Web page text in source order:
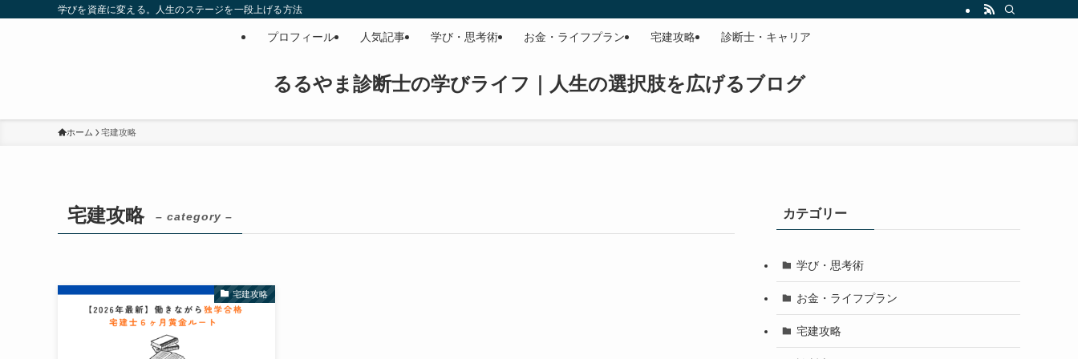
学びを資産に変える。人生のステージを一段上げる方法
るるやま診断士の学びライフ｜人生の選択肢を広げるブログ
プロフィール 人気記事 学び・思考術 お金・ライフプラン 宅建攻略 診断士・キャリア
ホーム 宅建攻略
宅建攻略 – category –
宅建攻略
カテゴリー
学び・思考術
お金・ライフプラン
宅建攻略